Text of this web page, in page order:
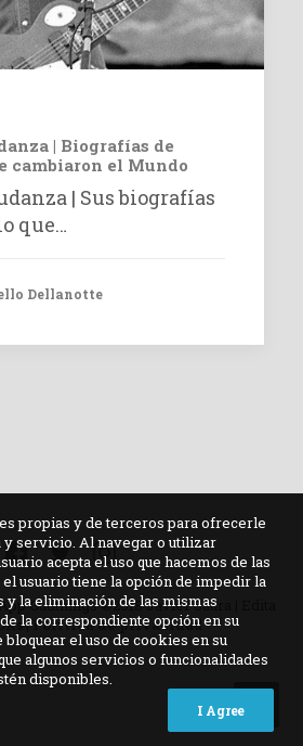
| Biografías de
cambiaron el Mundo
| Sus biografías
que…
Dellanotte
Gudthings ©2018 Javier Saura | Edita
|Política de privacidad
propias y de terceros para ofrecerle
servicio. Al navegar o utilizar
acepta el uso que hacemos de las
usuario tiene la opción de impedir la
y la eliminación de las mismas
la correspondiente opción en su
bloquear el uso de cookies en su
algunos servicios o funcionalidades
disponibles.
I Agree